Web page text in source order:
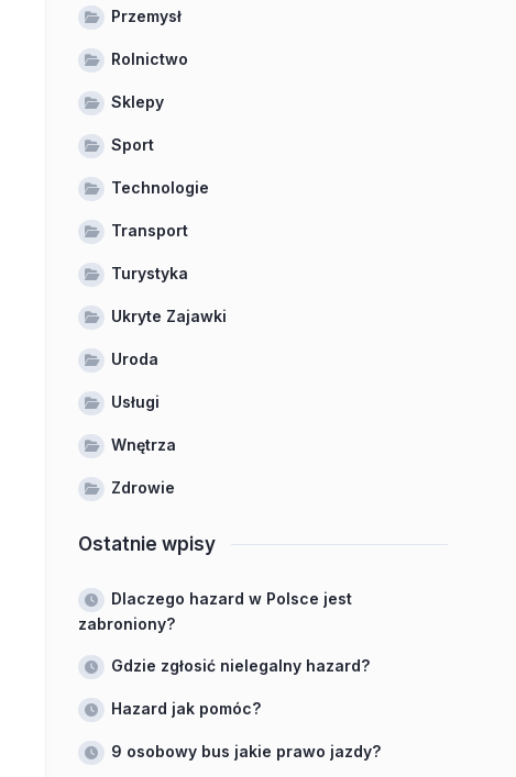
Przemysł
Rolnictwo
Sklepy
Sport
Technologie
Transport
Turystyka
Ukryte Zajawki
Uroda
Usługi
Wnętrza
Zdrowie
Ostatnie wpisy
Dlaczego hazard w Polsce jest
zabroniony?
Gdzie zgłosić nielegalny hazard?
Hazard jak pomóc?
9 osobowy bus jakie prawo jazdy?